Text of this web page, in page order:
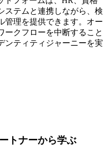
ステムと連携しながら、検
管理を提供できます。オー
ークフローを中断すること
ンティティジャーニーを実
トナーから学ぶ